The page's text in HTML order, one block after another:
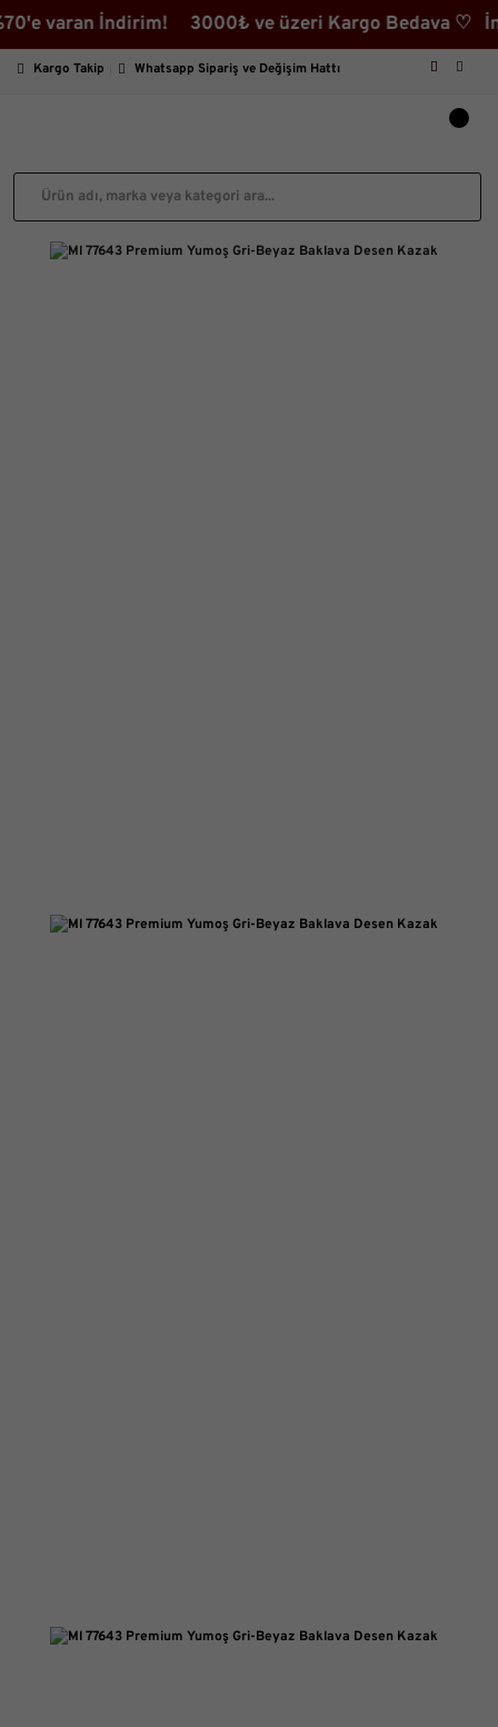
İndirim! 3000₺ ve üzeri Kargo Bedava ♡
Kargo Takip Whatsapp Sipariş ve Değişim Hattı